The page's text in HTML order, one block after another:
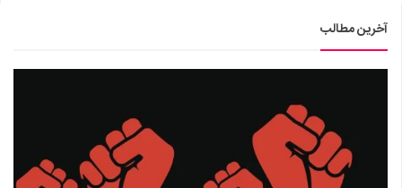
آخرین مطالب